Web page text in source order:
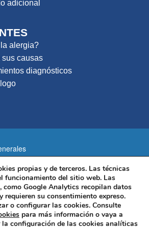
adicional
alergia?
causas
diagnósticos
Aviso legal
de Alergología e Inmunología Clínica
propias y de terceros. Las técnicas
funcionamiento del sitio web. Las
como Google Analytics recopilan datos
requieren su consentimiento expreso.
o configurar las cookies. Consulte
para más información o vaya a
la configuración de las cookies analíticas